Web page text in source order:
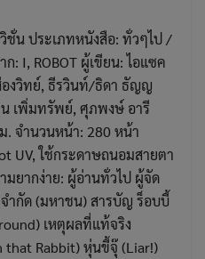
ชั่น ประเภทหนังสือ: ทั่วๆไป /
: I, ROBOT ผู้เขียน: ไอแซค
งวิทย์, ธีรวินท์/ธิดา ธัญญ
เพิ่มทรัพย์, ศุภพงษ์ อารี
. จำนวนหน้า: 280 หน้า
UV, ใช้กระดาษถนอมสายตา
ยากง่าย: ผู้อ่านทั่วไป ผู้จัด
ำกัด (มหาชน) สารบัญ ร็อบบี้
เหตุผลที่แท้จริง
that Rabbit) หุ่นขี้จุ๊ (Liar!)